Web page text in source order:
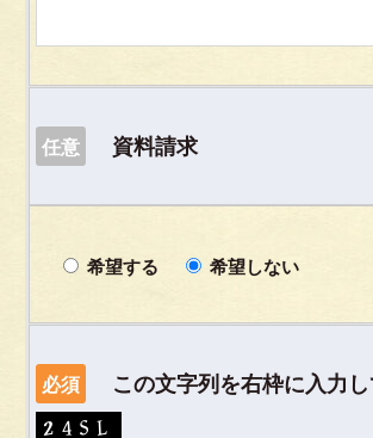
任意 資料請求
希望する 希望しない
必須 この文字列を右枠に入力